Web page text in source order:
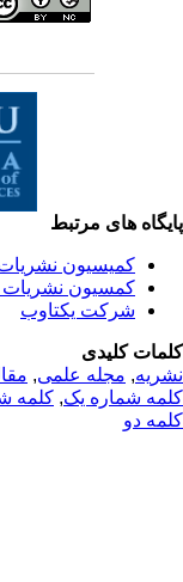
های مرتبط
کمیسیون نشریات
کمسیون نشریات
شرکت یکتاوب
کلیدی
,مجله علمی,
شماره یک,کلمه
دو